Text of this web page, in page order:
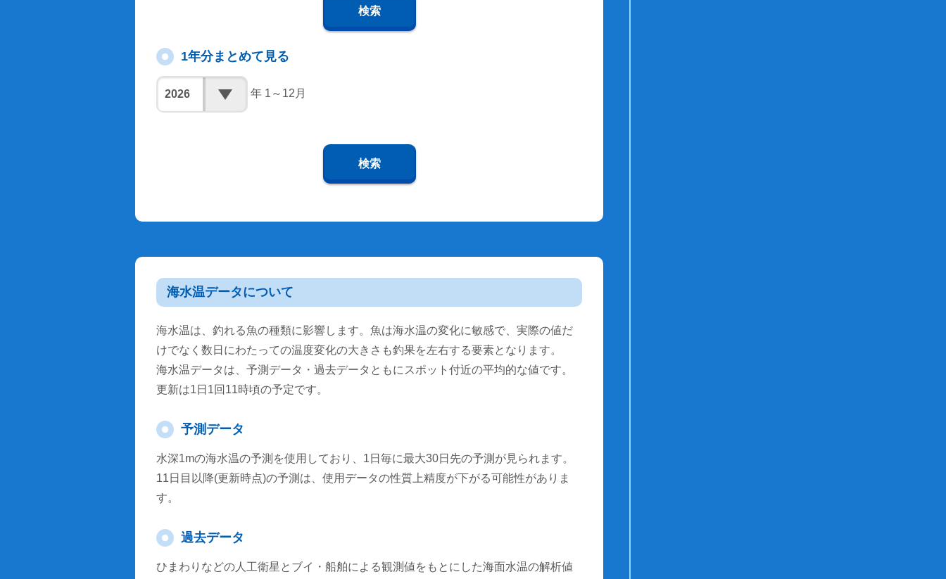
検索
1年分まとめて見る
年 1～12月
検索
海水温データについて
海水温は、釣れる魚の種類に影響します。魚は海水温の変化に敏感で、実際の値だ
けでなく数日にわたっての温度変化の大きさも釣果を左右する要素となります。
海水温データは、予測データ・過去データともにスポット付近の平均的な値です。
更新は1日1回11時頃の予定です。
予測データ
水深1mの海水温の予測を使用しており、1日毎に最大30日先の予測が見られます。
11日目以降(更新時点)の予測は、使用データの性質上精度が下がる可能性がありま
す。
過去データ
ひまわりなどの人工衛星とブイ・船舶による観測値をもとにした海面水温の解析値